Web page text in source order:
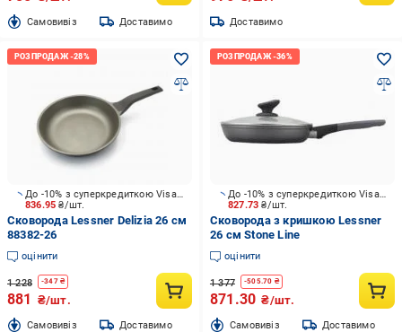
Cамовивіз Доставимо Доставимо
836.95₴/шт.
До -10% з суперкредиткою Visa Вигода
Сковорода Lessner Delizia 26 см
88382-26
оцінити
1 228 -347₴
881 ₴/шт.
Cамовивіз Доставимо
827.73₴/шт.
До -10% з суперкредиткою Visa Вигода
Сковорода з кришкою Lessner
26 см Stone Line
оцінити
1 377 -505.70 ₴
871.30 ₴/шт.
Cамовивіз Доставимо